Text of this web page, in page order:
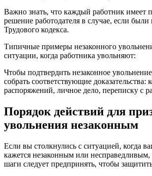
Важно знать, что каждый работник имеет
решение работодателя в случае, если
Трудового кодекса.
Типичные примеры незаконного
ситуации, когда работника увольняют:
Чтобы подтвердить незаконное
собрать соответствующие доказательства:
распоряжений, личное дело, переписку с
Порядок действий для
увольнения незаконным
Если вы столкнулись с ситуацией, когда
кажется незаконным или несправедливым,
шаги следует предпринять, чтобы